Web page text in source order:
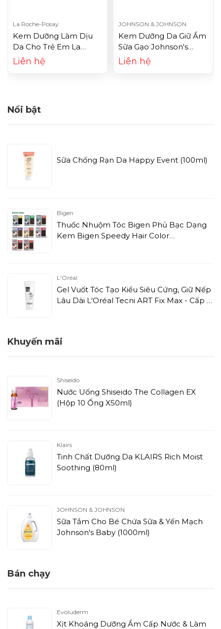
La Roche-Posay
Kem Dưỡng Làm Dịu
Da Cho Trẻ Em La
Roche-Posay Lipikar
Baume AP+ (200ml)
Liên hệ
JOHNSON & JOHNSON
Kem Dưỡng Da Giữ Ẩm
Sữa Gạo Johnson's
Baby Milk + Rice Cream
Nắp Hồng (50g)
Liên hệ
Nổi bật
Sữa Chống Rạn Da Happy Event (100ml)
Bigen
Thuốc Nhuộm Tóc Bigen Phủ Bạc Dạng
Kem Bigen Speedy Hair Color
L'Oréal
Gel Vuốt Tóc Tạo Kiểu Siêu Cứng, Giữ Nếp
Lâu Dài L'Oréal Tecni ART Fix Max - Cấp 6
Khuyến mãi
Shiseido
Nước Uống Shiseido The Collagen EX
(Hộp 10 Ống X50ml)
Klairs
Tinh Chất Dưỡng Da KLAIRS Rich Moist
Soothing (80ml)
JOHNSON & JOHNSON
Sữa Tắm Cho Bé Chứa Sữa & Yến Mạch
Johnson's Baby (1000ml)
Bán chạy
Evoluderm
Xịt Khoáng Dưỡng Ẩm Cấp Nước & Làm